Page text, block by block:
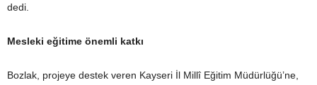
dedi.
Mesleki eğitime önemli katkı
Bozlak, projeye destek veren Kayseri İl Millî Eğitim Müdürlüğü’ne,